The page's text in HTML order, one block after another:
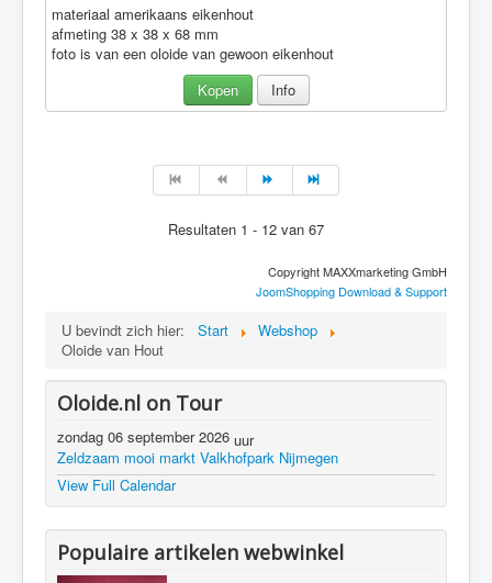
materiaal amerikaans eikenhout
afmeting 38 x 38 x 68 mm
foto is van een oloide van gewoon eikenhout
Kopen
Info
Resultaten 1 - 12 van 67
Copyright MAXXmarketing GmbH
JoomShopping Download & Support
U bevindt zich hier: Start
Webshop
Oloide van Hout
Oloide.nl on Tour
zondag 06 september 2026 uur
Zeldzaam mooi markt Valkhofpark Nijmegen
View Full Calendar
Populaire artikelen webwinkel